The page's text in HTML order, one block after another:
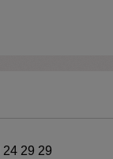
24 29 29